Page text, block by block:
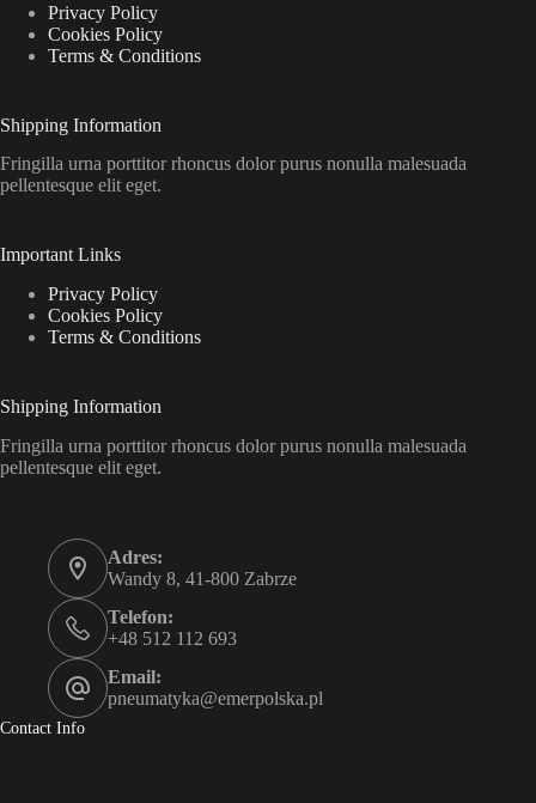
Privacy Policy
Cookies Policy
Terms & Conditions
Shipping Information
Fringilla urna porttitor rhoncus dolor purus nonulla malesuada
pellentesque elit eget.
Important Links
Privacy Policy
Cookies Policy
Terms & Conditions
Shipping Information
Fringilla urna porttitor rhoncus dolor purus nonulla malesuada
pellentesque elit eget.
Adres:
Wandy 8, 41-800 Zabrze
Telefon:
+48 512 112 693
Email:
pneumatyka@emerpolska.pl
Contact Info